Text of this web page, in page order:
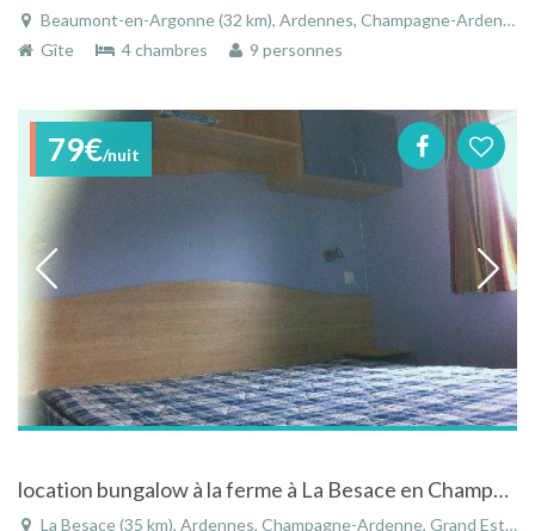
Beaumont-en-Argonne (32 km), Ardennes, Champagne-Ardenne, Grand Est, France
Gîte
4 chambres 9 personnes
79€/nuit
location bungalow à la ferme à La Besace en Champagne-Ardenne
La Besace (35 km), Ardennes, Champagne-Ardenne, Grand Est, France